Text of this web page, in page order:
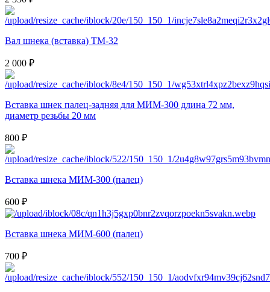
Вал шнека (вставка) ТМ-32
2 000 ₽
Вставка шнек палец-задняя для МИМ-300 длина 72 мм,
диаметр резьбы 20 мм
800 ₽
Вставка шнека МИМ-300 (палец)
600 ₽
Вставка шнека МИМ-600 (палец)
700 ₽